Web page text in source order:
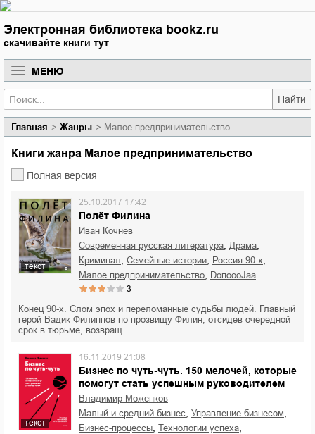
Электронная библиотека bookz.ru
скачивайте книги тут
МЕНЮ
Найти
Главная Жанры Малое предпринимательство
Книги жанра Малое предпринимательство
Полная версия
текст
Полёт Филина
25.10.2017 17:42
Иван Кочнев
современная русская литература
драма
криминал семейные истории Россия 90-х
малое предпринимательство DoпоoоJaа
3
Конец 90-х. Слом эпох и переломанные судьбы людей. Главный
герой Вадик Филиппов по прозвищу Филин, отсидев очередной
срок в тюрьме, возвращ…
текст
Бизнес по чуть-чуть. 150 мелочей, которые
помогут стать успешным руководителем
16.11.2019 21:08
Владимир Моженков
малый и средний бизнес
управление бизнесом
бизнес-процессы технологии успеха